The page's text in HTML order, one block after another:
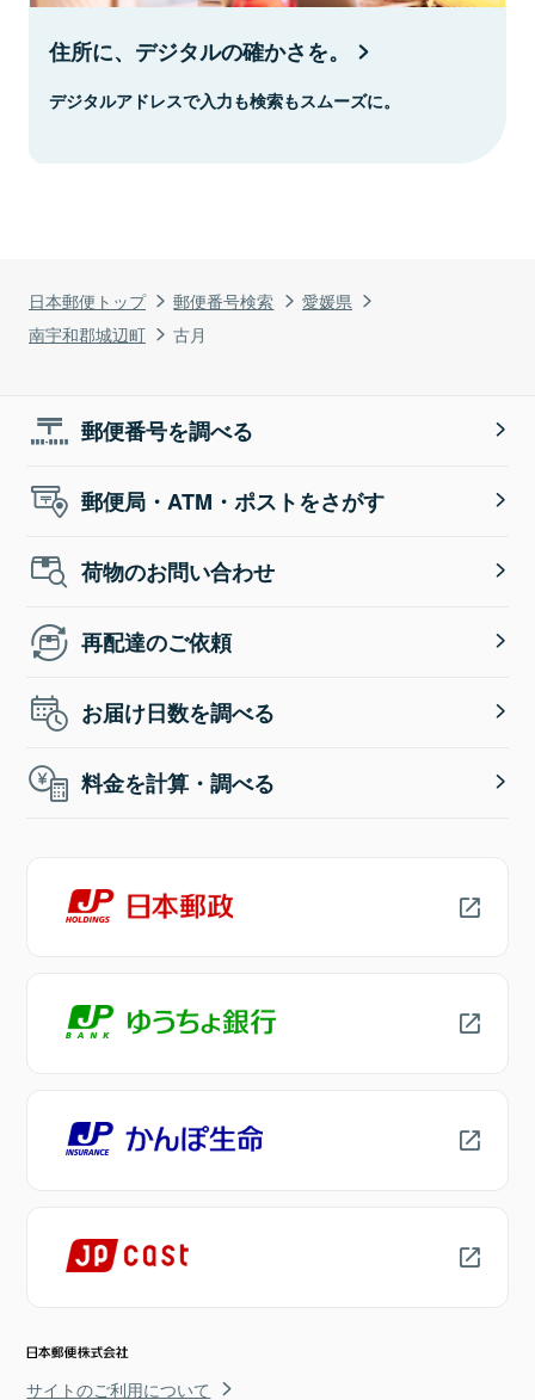
日本郵便トップ 郵便番号検索
愛媛県
南宇和郡城辺町
古月
住所に、デジタルの確かさを。
デジタルアドレスで入力も検索もスムーズに。
郵便番号を調べる
郵便局・ATM・ポストをさがす
荷物のお問い合わせ
再配達のご依頼
お届け日数を調べる
料金を計算・調べる
サイトのご利用について